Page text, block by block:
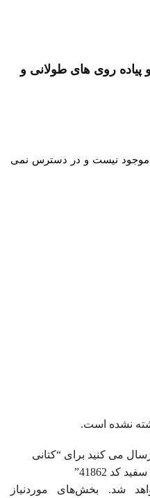
روی های طولانی و
موجود نیست و در دسترس نمی
نشده است.
می کنید برای “کتانی
شد.
بخش‌های موردنیاز